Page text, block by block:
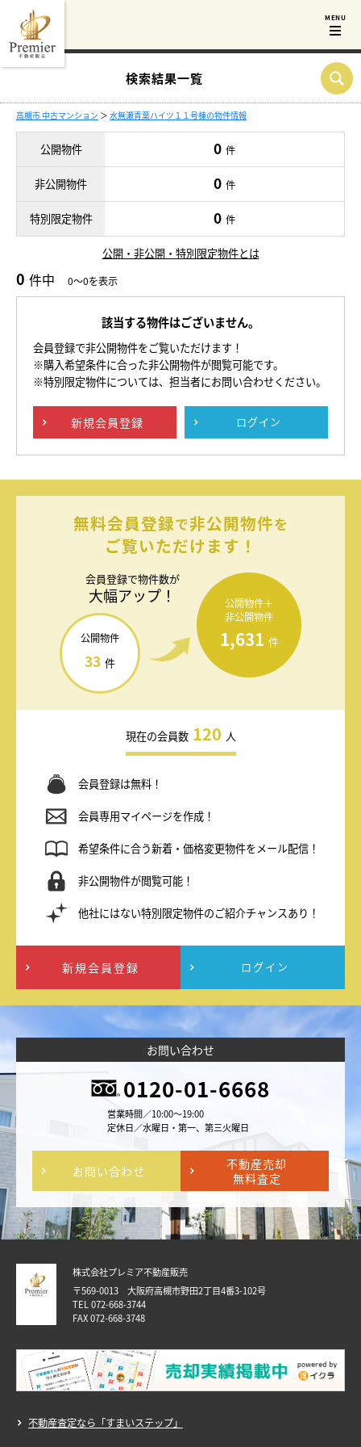
検索結果一覧
高槻市 中古マンション ＞ 水無瀬青葉ハイツ１１号棟の物件情報
公開物件 0 件
非公開物件 0 件
特別限定物件 0 件
公開・非公開・特別限定物件とは
0 件中 0～0を表示
該当する物件はございません。
会員登録で非公開物件をご覧いただけます！
※購入希望条件に合った非公開物件が閲覧可能です。
※特別限定物件については、担当者にお問い合わせください。
新規会員登録 ログイン
無料会員登録で非公開物件を
ご覧いただけます！
会員登録で物件数が
大幅アップ！
公開物件
33 件
公開物件＋
非公開物件
1,631 件
現在の会員数 120 人
会員登録は無料！
会員専用マイページを作成！
希望条件に合う新着・価格変更物件をメール配信！
非公開物件が閲覧可能！
他社にはない特別限定物件のご紹介チャンスあり！
新規会員登録 ログイン
お問い合わせ
0120-01-6668
営業時間／10:00～19:00
定休日／水曜日・第一、第三火曜日
お問い合わせ
不動産売却
無料査定
株式会社プレミア不動産販売
〒569-0013 大阪府高槻市野田2丁目4番3-102号
TEL 072-668-3744
FAX 072-668-3748
不動産査定なら「すまいステップ」